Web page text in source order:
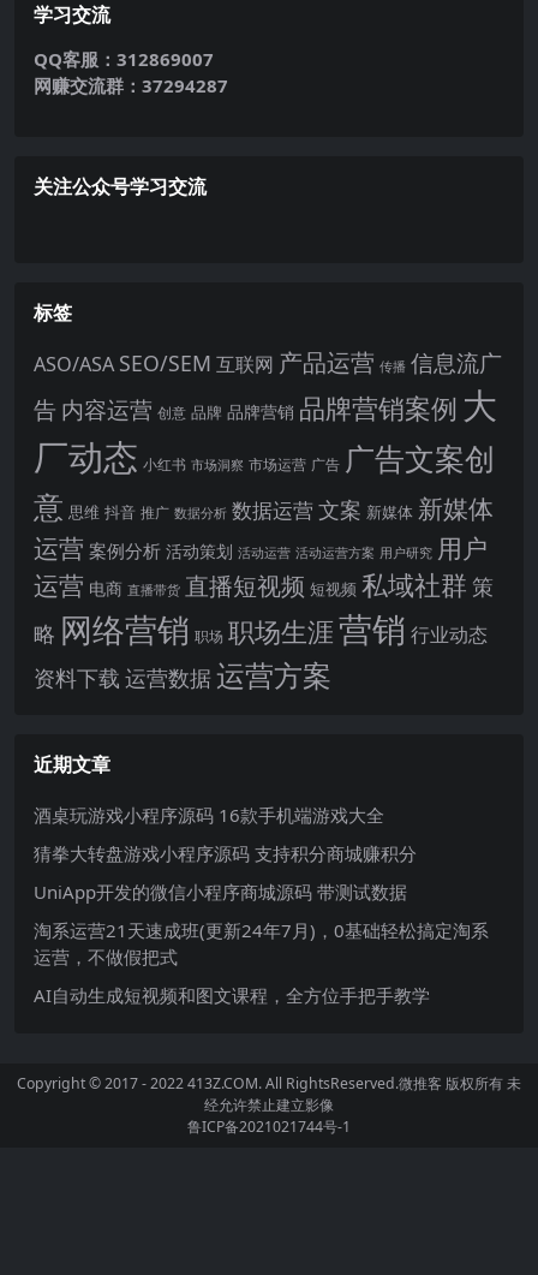
学习交流
QQ客服：312869007
网赚交流群：37294287
关注公众号学习交流
标签
ASO/ASA SEO/SEM 互联网 产品运营 传播 信息流广
告 内容运营 创意 品牌 品牌营销 品牌营销案例 大
厂动态 小红书 市场洞察 市场运营 广告 广告文案创
意 思维 抖音 推广 数据分析 数据运营 文案 新媒体 新媒体
运营 案例分析 活动策划 活动运营 活动运营方案 用户研究 用户
运营 电商 直播带货 直播短视频 短视频 私域社群 策
略 网络营销 职场 职场生涯营销 行业动态
资料下载 运营数据运营方案
近期文章
酒桌玩游戏小程序源码 16款手机端游戏大全
猜拳大转盘游戏小程序源码 支持积分商城赚积分
UniApp开发的微信小程序商城源码 带测试数据
淘系运营21天速成班(更新24年7月)，0基础轻松搞定淘系
运营，不做假把式
AI自动生成短视频和图文课程，全方位手把手教学
Copyright © 2017 - 2022 413Z.COM. All RightsReserved.微推客 版权所有 未
经允许禁止建立影像
鲁ICP备2021021744号-1